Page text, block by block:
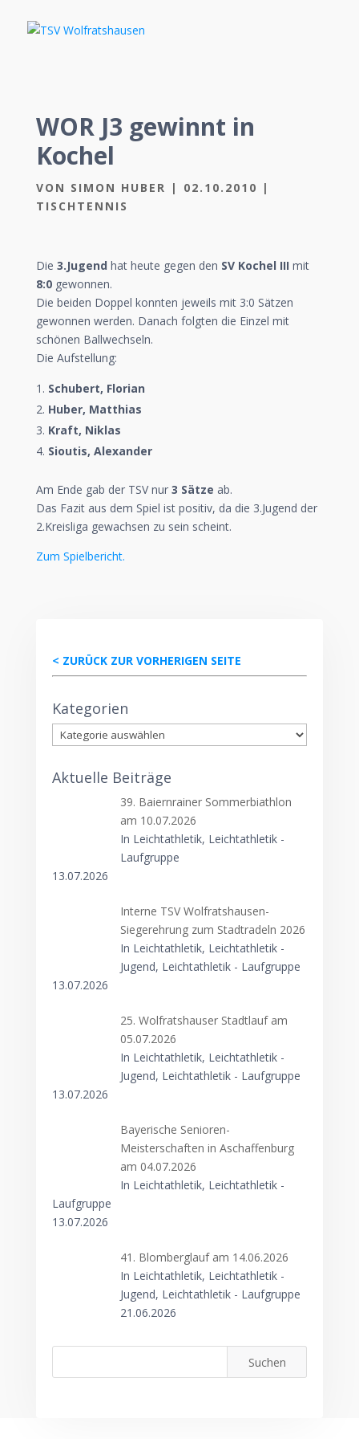
WOR J3 gewinnt in
Kochel
VON SIMON HUBER | 02.10.2010 |
TISCHTENNIS
Die 3.Jugend hat heute gegen den SV Kochel III mit
8:0gewonnen.
Die beiden Doppel konnten jeweils mit 3:0 Sätzen
gewonnen werden. Danach folgten die Einzel mit
schönen Ballwechseln.
Die Aufstellung:
Schubert, Florian
Huber, Matthias
Kraft, Niklas
Sioutis, Alexander
Am Ende gab der TSV nur3 Sätze ab.
Das Fazit aus dem Spiel ist positiv, da die 3.Jugend der
2.Kreisliga gewachsen zu sein scheint.
Zum Spielbericht.
< ZURÜCK ZUR VORHERIGEN SEITE
Kategorien
Kategorien
Aktuelle Beiträge
39. Baiernrainer Sommerbiathlon
am 10.07.2026
In Leichtathletik, Leichtathletik -
Laufgruppe
13.07.2026
Interne TSV Wolfratshausen-
Siegerehrung zum Stadtradeln 2026
In Leichtathletik, Leichtathletik -
Jugend, Leichtathletik - Laufgruppe
13.07.2026
25. Wolfratshauser Stadtlauf am
05.07.2026
In Leichtathletik, Leichtathletik -
Jugend, Leichtathletik - Laufgruppe
13.07.2026
Bayerische Senioren-
Meisterschaften in Aschaffenburg
am 04.07.2026
In Leichtathletik, Leichtathletik -
Laufgruppe
13.07.2026
41. Blomberglauf am 14.06.2026
In Leichtathletik, Leichtathletik -
Jugend, Leichtathletik - Laufgruppe
21.06.2026